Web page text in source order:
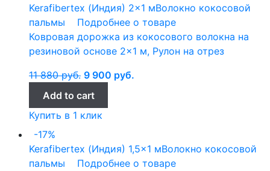
Kerafibertex (Индия) 2x1 мВолокно кокосовой
пальмы
Подробнее о товаре
Ковровая дорожка из кокосового волокна на
резиновой основе 2×1 м, Рулон на отрез
11 880руб. 9 900 руб.
Add to cart
Купить в 1 клик
-17%
Kerafibertex (Индия) 1,5x1 мВолокно кокосовой
пальмы
Подробнее о товаре